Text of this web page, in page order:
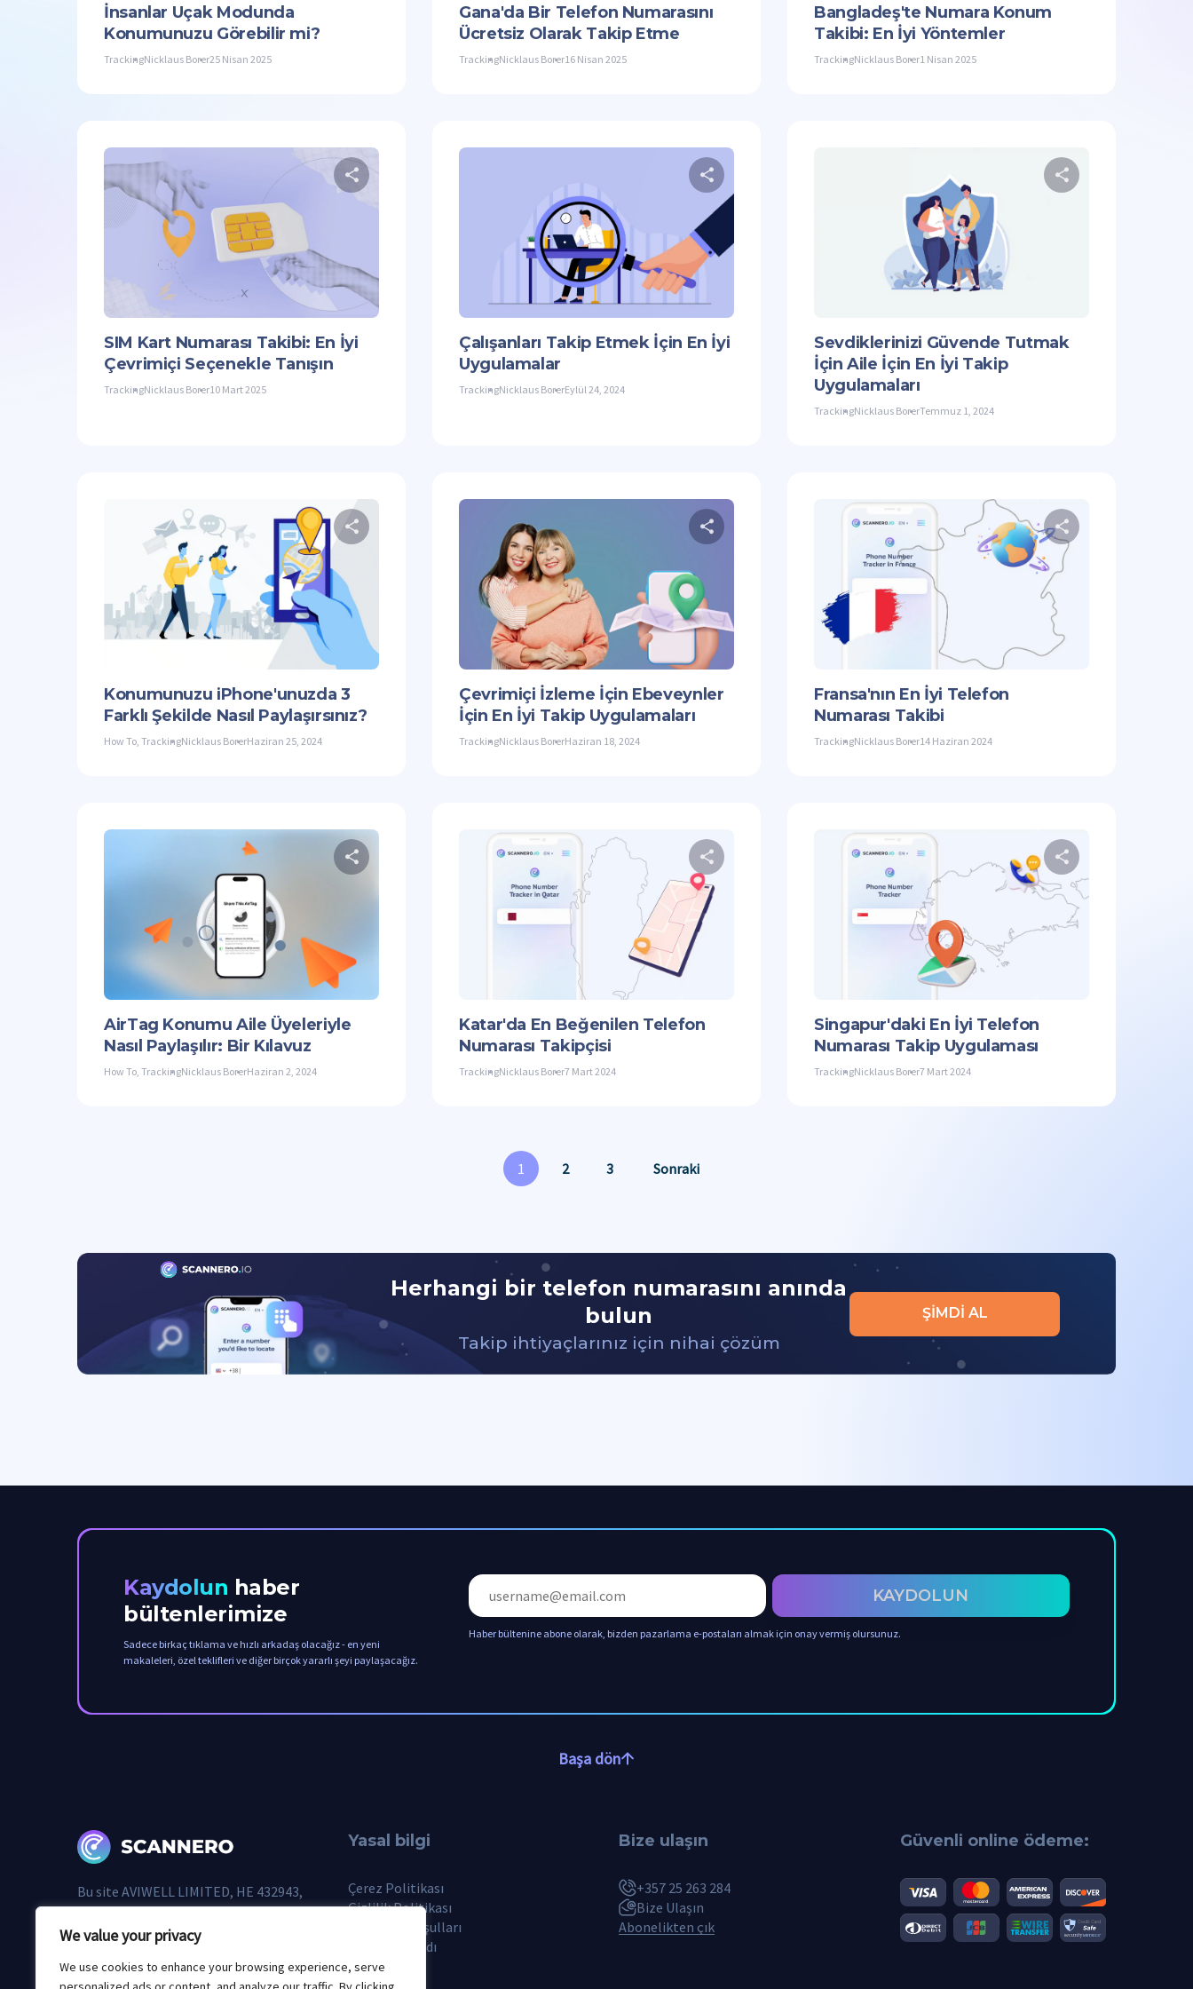
We value your privacy
We use cookies to enhance your browsing experience, serve
İnsanlar Uçak Modunda
Konumunuzu Görebilir mi?
TrackingNicklaus Borer25 Nisan 2025
Gana'da Bir Telefon Numarasını
Ücretsiz Olarak Takip Etme
TrackingNicklaus Borer16 Nisan 2025
Bangladeş'te Numara Konum
Takibi: En İyi Yöntemler
TrackingNicklaus Borer1 Nisan 2025
Bağlantıyı Kopyala
SIM Kart Numarası Takibi: En İyi
Çevrimiçi Seçenekle Tanışın
TrackingNicklaus Borer10 Mart 2025
Bağlantıyı Kopyala
Çalışanları Takip Etmek İçin En İyi
Uygulamalar
TrackingNicklaus BorerEylül 24, 2024
Sevdiklerinizi Güvende Tutmak
İçin Aile İçin En İyi Takip
Uygulamaları
TrackingNicklaus BorerTemmuz 1, 2024
Bu makaleyi paylaşın
Twitter Bağlantıyı Kopyala
Konumunuzu iPhone'unuzda 3
Farklı Şekilde Nasıl Paylaşırsınız?
How To, TrackingNicklaus BorerHaziran 25, 2024
Bu makaleyi paylaşın
Bağlantıyı Kopyala
Çevrimiçi İzleme İçin Ebeveynler
İçin En İyi Takip Uygulamaları
TrackingNicklaus BorerHaziran 18, 2024
Fransa'nın En İyi Telefon
Numarası Takibi
TrackingNicklaus Borer14 Haziran 2024
Bu makaleyi paylaşın
AirTag Konumu Aile Üyeleriyle
Nasıl Paylaşılır: Bir Kılavuz
How To, TrackingNicklaus BorerHaziran 2, 2024
Bu makaleyi paylaşın
Bağlantıyı Kopyala
Katar'da En Beğenilen Telefon
Numarası Takipçisi
TrackingNicklaus Borer7 Mart 2024
Singapur'daki En İyi Telefon
Numarası Takip Uygulaması
TrackingNicklaus Borer7 Mart 2024
1 2 3 Sonraki
Herhangi bir telefon numarasını anında
bulun
Takip ihtiyaçlarınız için nihai çözüm
ŞIMDI AL
Kaydolun haber
bültenlerimize
Sadece birkaç tıklama ve hızlı arkadaş olacağız - en yeni
makaleleri, özel teklifleri ve diğer birçok yararlı şeyi paylaşacağız.
KAYDOLUN
Haber bültenine abone olarak, bizden pazarlama e-postaları almak için onay vermiş olursunuz.
Başa dön
Bu site AVIWELL LIMITED, HE 432943,
Archaias Lidras 7, 2200, Geri Lefkoşa,
Kıbrıs'a aittir ve bu şirket tarafından
işletilmektedir.
Yasal bilgi
Çerez Politikası
Gizlilik Politikası
Kullanım Koşulları
Beni Kim Aradı
Bize ulaşın
+357 25 263 284
Bize Ulaşın
Abonelikten çık
Güvenli online ödeme: